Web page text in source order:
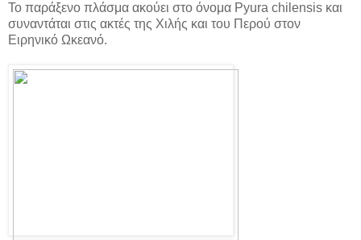
Το παράξενο πλάσμα ακούει στο όνομα Pyura chilensis και
συναντάται στις ακτές της Χιλής και του Περού στον
Ειρηνικό Ωκεανό.